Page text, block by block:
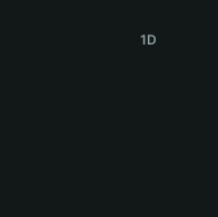
Español (Argentina)
1D